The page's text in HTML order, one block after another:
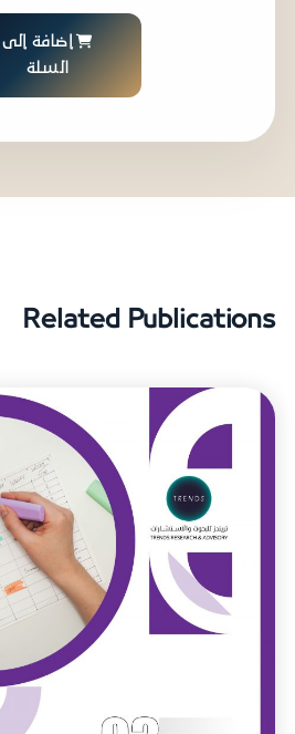
إضافة إلى
السلة
Related Publications